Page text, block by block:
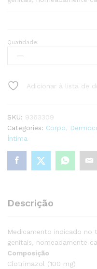
Gino-
Canesten
100
comprimidos
vaginais
quantity
Quatidade:
Adicionar à lista de
SKU: 9363309
Categories: Corpo
Íntima
Descrição
Medicamento indicado no
genitais, nomeadamente
Composição
Clotrimazol (100 mg)